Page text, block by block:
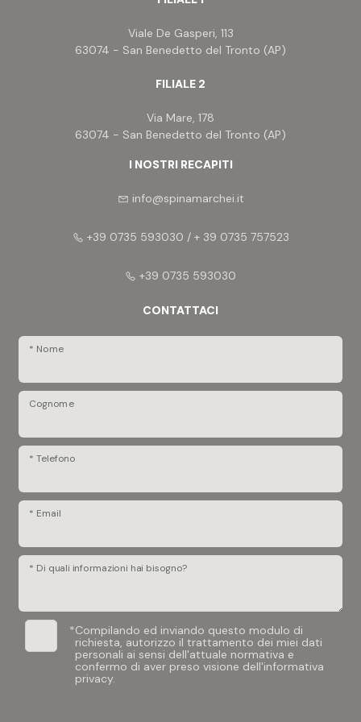
Da qualsiasi punto dell'intera proprietà é possibile
godere di una vista panoramica veramente unica,
sia della sottostante zona, sia del mare, che delle
posizioni che il litorale propone, immersa nel verde
ed in vari parchi e giardini di ville similari, in un
contesto residenziale di primissima colllina.
Viale De Gasperi, 113
63074 - San Benedetto del Tronto (AP)
FILIALE 2
Via Mare, 178
63074 - San Benedetto del Tronto (AP)
I NOSTRI RECAPITI
info@spinamarchei.it
+39 0735 593030 / + 39 0735 757523
+39 0735 593030
CONTATTACI
* Nome
Cognome
* Telefono
* Email
* Di quali informazioni hai bisogno?
*Compilando ed inviando questo modulo di
richiesta, autorizzo il trattamento dei miei dati
personali ai sensi dell'attuale normativa e
confermo di aver preso visione dell'informativa
privacy.